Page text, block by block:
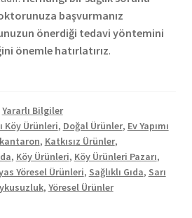
başvurmanız
önerdiği tedavi yöntemini
önemle hatırlatırız.
Yararlı Bilgiler
Köy Ürünleri, Doğal Ürünler, Ev Yapımı
kantaron, Katkısız Ürünler,
, Köy Ürünleri, Köy Ürünleri Pazarı,
Yöresel Ürünleri, Sağlıklı Gıda, Sarı
, Yöresel Ürünler